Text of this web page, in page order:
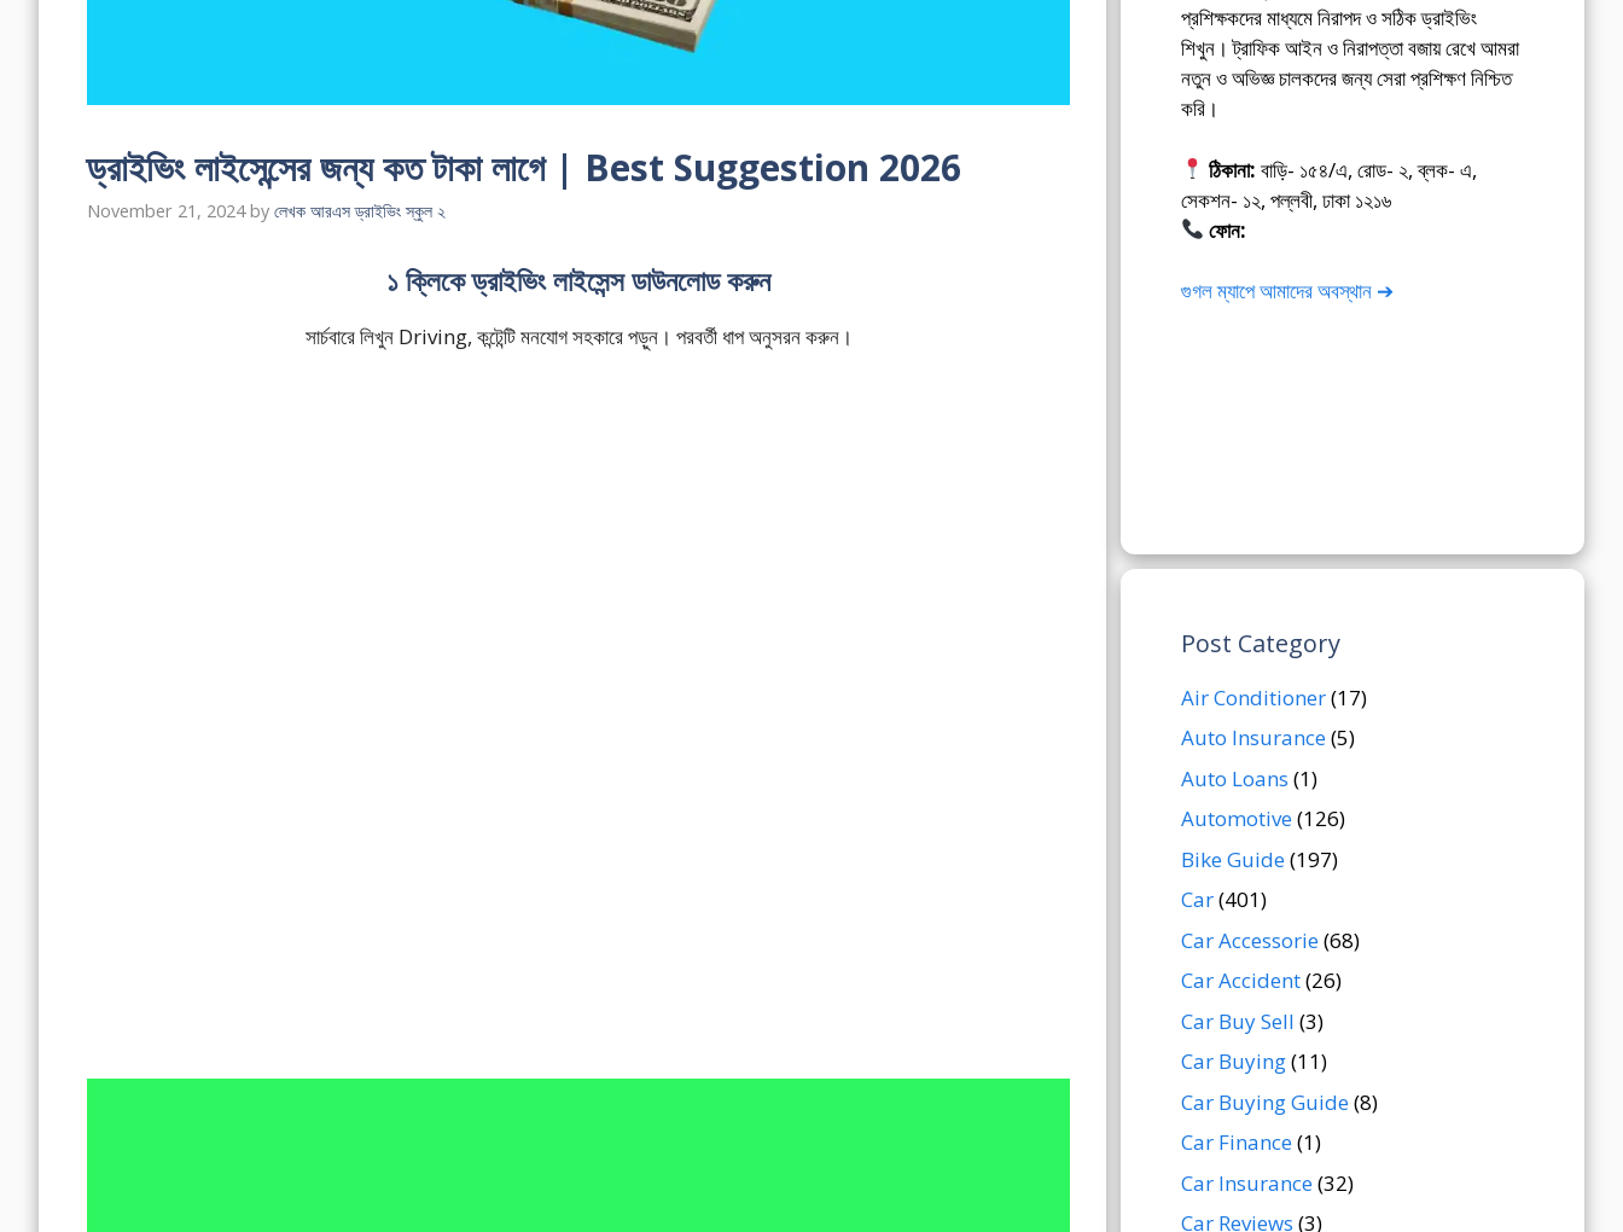
ড্রাইভিং লাইসেন্সের জন্য কত টাকা লাগে | Best Suggestion 2026
November 21, 2024 by লেখক আরএস ড্রাইভিং স্কুল ২
১ ক্লিকে ড্রাইভিং লাইসেন্স ডাউনলোড করুন
সার্চবারে লিখুন Driving, কন্টেন্টি মনযোগ সহকারে পড়ুন। পরবর্তী ধাপ অনুসরন করুন।
প্রশিক্ষকদের মাধ্যমে নিরাপদ ও সঠিক ড্রাইভিং
শিখুন। ট্রাফিক আইন ও নিরাপত্তা বজায় রেখে আমরা
নতুন ও অভিজ্ঞ চালকদের জন্য সেরা প্রশিক্ষণ নিশ্চিত
করি।
ঠিকানা: বাড়ি- ১৫৪/এ, রোড- ২, ব্লক- এ,
সেকশন- ১২, পল্লবী, ঢাকা ১২১৬
ফোন:
গুগল ম্যাপে আমাদের অবস্থান ➔
Post Category
Air Conditioner(17)
Auto Insurance(5)
Auto Loans (1)
Automotive(126)
Bike Guide(197)
Car(401)
Car Accessorie(68)
Car Accident(26)
Car Buy Sell (3)
Car Buying(11)
Car Buying Guide(8)
Car Finance(1)
Car Insurance(32)
Car Reviews (3)